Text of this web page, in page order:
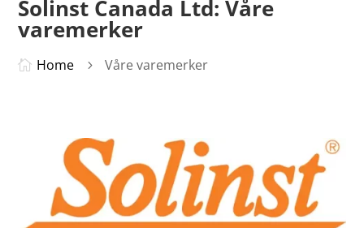
Solinst Canada Ltd: Våre
varemerker
 Home 5 Våre varemerker